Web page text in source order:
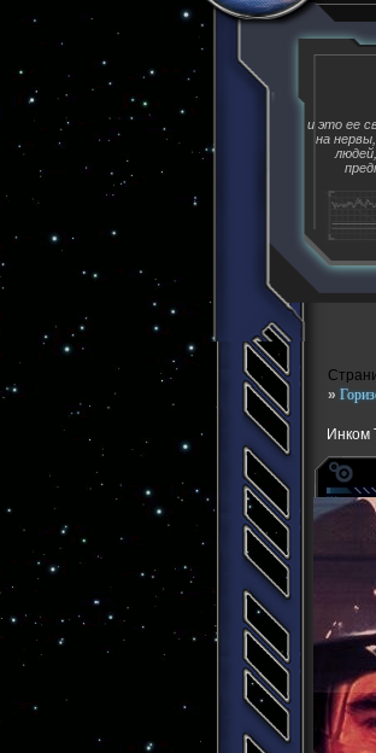
и это ее
на
»
Инком